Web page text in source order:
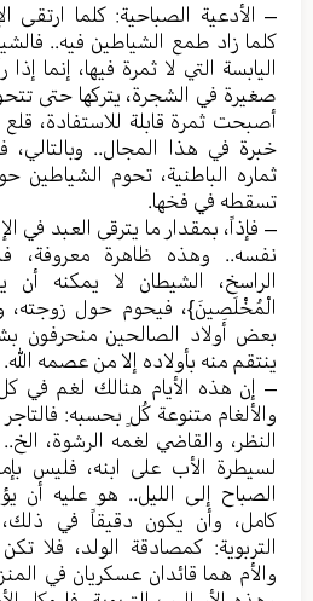
– الأدعية الصباحية: كلما ارتقى
كلما زاد طمع الشياطين فيه..
اليابسة التي لا ثمرة فيها، إنما
صغيرة في الشجرة، يتركها حتى
أصبحت ثمرة قابلة للاستفادة،
خبرة في هذا المجال..
ثماره الباطنية، تحوم الشياطين
تسقطه في فخها.
– فإذاً، بمقدار ما يترقى العبد في
نفسه.. وهذه ظاهرة معروفة،
الراسخ، الشيطان لا يمكنه أن
الْمُخْلَصِينَ}، فيحوم حول زوجته،
بعض أولاد الصالحين منحرفون
ينتقم منه بأولاده إلا من عصمه الله.
– إن هذه الأيام هنالك لغم في
والألغام متنوعة كُلٍ بحسبه:
النظر، والقاضي لغمه الرشوة،
لسيطرة الأب على ابنه، فليس
الصباح إلى الليل.. هو عليه أن
كامل، وأن يكون دقيقاً في
التربوية: كمصادقة الولد، فلا
والأم هما قائدان عسكريان في